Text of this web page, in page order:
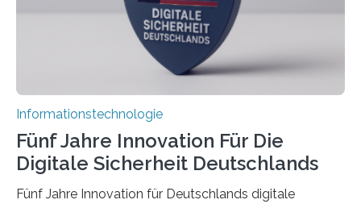
Informationstechnologie
Fünf Jahre Innovation Für Die
Digitale Sicherheit Deutschlands
Fünf Jahre Innovation für Deutschlands digitale